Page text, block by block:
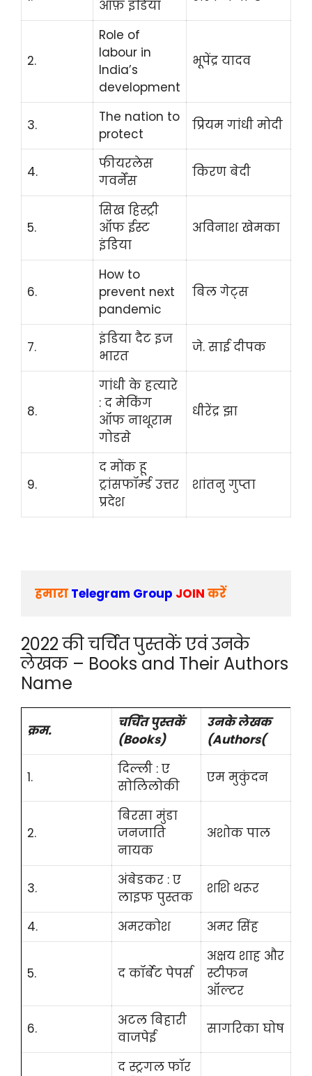
ऑफ़ इंडिया
2.
Role of
labour in
India’s
development
भूपेंद्र यादव
3.
The nation to
protect
प्रियम गांधी मोदी
4.
फीयरलेस
गवर्नेंस
किरण बेदी
5.
सिख हिस्ट्री
ऑफ ईस्ट
इंडिया
अविनाश खेमका
6.
How to
prevent next
pandemic
बिल गेट्स
7.
इंडिया दैट इज
भारत
जे. साई दीपक
8.
गांधी के हत्यारे
: द मेकिंग
ऑफ नाथूराम
गोडसे
धीरेंद्र झा
9.
द मोंक हू
ट्रांसफॉर्म्ड उत्तर
प्रदेश
शांतनु गुप्ता
हमारा Telegram Group JOIN करें
2022 की चर्चित पुस्तकें एवं उनके
लेखक – Books and Their Authors
Name
क्रम.
चर्चित पुस्तकें
(Books)
उनके लेखक
(Authors(
1.
दिल्ली : ए
सोलिलोकी
एम मुकुंदन
2.
बिरसा मुंडा
जनजाति
नायक
अशोक पाल
3.
अंबेडकर : ए
लाइफ पुस्तक
शशि थरूर
4. अमरकोश अमर सिंह
5. द कॉर्बेट पेपर्स
अक्षय शाह और
स्टीफन
ऑल्टर
6.
अटल बिहारी
वाजपेई
सागरिका घोष
द स्ट्रगल फॉर